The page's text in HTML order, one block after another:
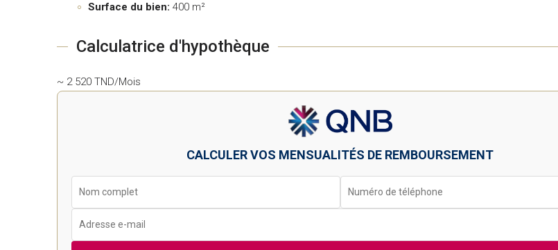
Surface du bien: 400 m²
Calculatrice d'hypothèque
~ 2 520 TND/Mois
CALCULER VOS MENSUALITÉS DE REMBOURSEMENT